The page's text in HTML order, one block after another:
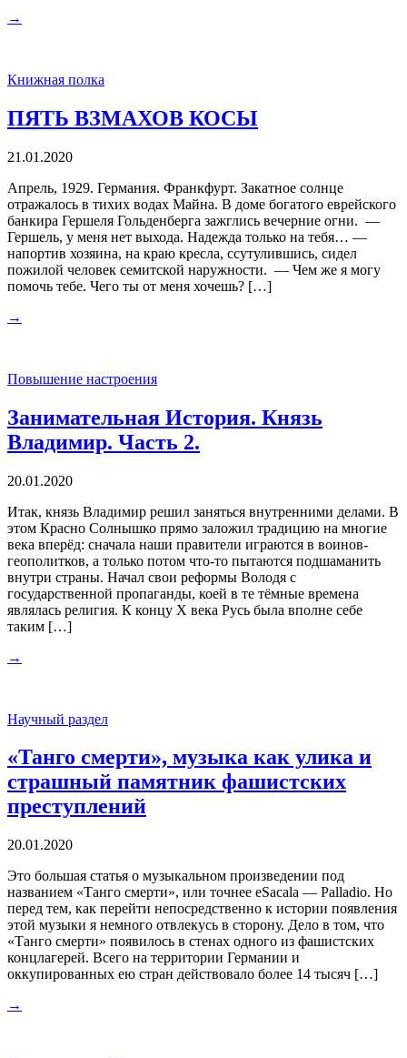
→
Книжная полка
ПЯТЬ ВЗМАХОВ КОСЫ
21.01.2020
Апрель, 1929. Германия. Франкфурт. Закатное солнце
отражалось в тихих водах Майна. В доме богатого еврейского
банкира Гершеля Гольденберга зажглись вечерние огни. —
Гершель, у меня нет выхода. Надежда только на тебя… —
напортив хозяина, на краю кресла, ссутулившись, сидел
пожилой человек семитской наружности. — Чем же я могу
помочь тебе. Чего ты от меня хочешь? […]
→
Повышение настроения
Занимательная История. Князь
Владимир. Часть 2.
20.01.2020
Итак, князь Владимир решил заняться внутренними делами. В
этом Красно Солнышко прямо заложил традицию на многие
века вперёд: сначала наши правители играются в воинов-
геополитков, а только потом что-то пытаются подшаманить
внутри страны. Начал свои реформы Володя с
государственной пропаганды, коей в те тёмные времена
являлась религия. К концу Х века Русь была вполне себе
таким […]
→
Научный раздел
«Танго смерти», музыка как улика и
страшный памятник фашистских
преступлений
20.01.2020
Это большая статья о музыкальном произведении под
названием «Танго смерти», или точнее eSacala — Palladio. Но
перед тем, как перейти непосредственно к истории появления
этой музыки я немного отвлекусь в сторону. Дело в том, что
«Танго смерти» появилось в стенах одного из фашистских
концлагерей. Всего на территории Германии и
оккупированных ею стран действовало более 14 тысяч […]
→